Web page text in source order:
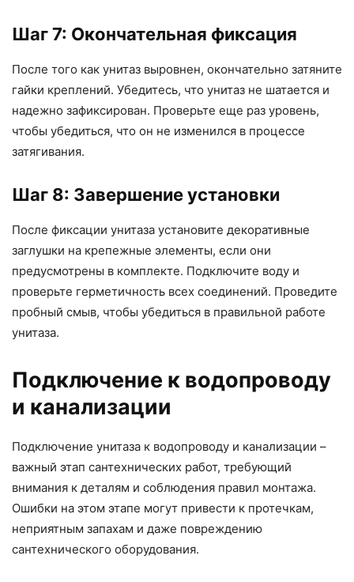
Шаг 7: Окончательная фиксация
После того как унитаз выровнен, окончательно затяните
гайки креплений. Убедитесь, что унитаз не шатается и
надежно зафиксирован. Проверьте еще раз уровень,
чтобы убедиться, что он не изменился в процессе
затягивания.
Шаг 8: Завершение установки
После фиксации унитаза установите декоративные
заглушки на крепежные элементы, если они
предусмотрены в комплекте. Подключите воду и
проверьте герметичность всех соединений. Проведите
пробный смыв, чтобы убедиться в правильной работе
унитаза.
Подключение к водопроводу
и канализации
Подключение унитаза к водопроводу и канализации –
важный этап сантехнических работ, требующий
внимания к деталям и соблюдения правил монтажа.
Ошибки на этом этапе могут привести к протечкам,
неприятным запахам и даже повреждению
сантехнического оборудования.